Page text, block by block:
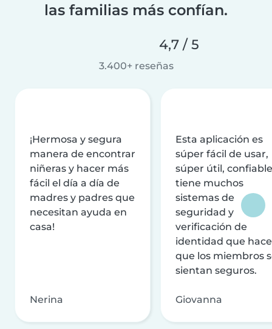
las familias más confían.
4,7 / 5
3.400+ reseñas
¡Hermosa y segura
manera de encontrar
niñeras y hacer más
fácil el día a día de
madres y padres que
necesitan ayuda en
casa!
Nerina
Esta aplicación es
súper fácil de usar,
súper útil,
tiene muchos
sistemas de
seguridad y
verificación de
identidad que
que los miembros
sientan seguros.
Giovanna